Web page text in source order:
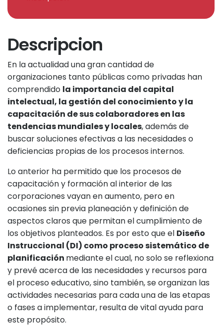
Descripcion
En la actualidad una gran cantidad de
organizaciones tanto públicas como privadas han
comprendido la importancia del capital
intelectual, la gestión del conocimiento y la
capacitación de sus colaboradores en las
tendencias mundiales y locales, además de
buscar soluciones efectivas a las necesidades o
deficiencias propias de los procesos internos.
Lo anterior ha permitido que los procesos de
capacitación y formación al interior de las
corporaciones vayan en aumento, pero en
ocasiones sin previa planeación y definición de
aspectos claros que permitan el cumplimiento de
los objetivos planteados. Es por esto que el Diseño
Instruccional (DI) como proceso sistemático de
planificación mediante el cual, no solo se reflexiona
y prevé acerca de las necesidades y recursos para
el proceso educativo, sino también, se organizan las
actividades necesarias para cada una de las etapas
o fases a implementar, resulta de vital ayuda para
este propósito.